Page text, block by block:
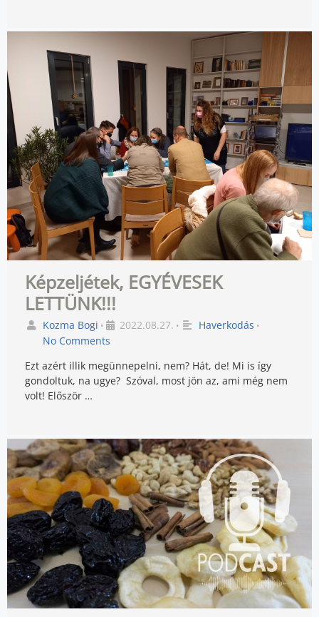
Képzeljétek, EGYÉVESEK
LETTÜNK!!!
Kozma Bogi • 2022.08.27. • Haverkodás •
No Comments
Ezt azért illik megünnepelni, nem? Hát, de! Mi is így
gondoltuk, na ugye? Szóval, most jön az, ami még nem
volt! Először …